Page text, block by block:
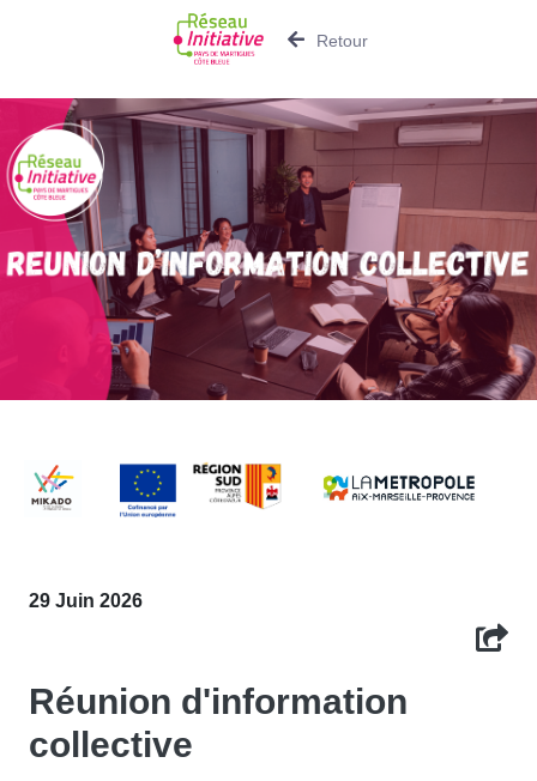
Retour
29 Juin 2026
Réunion d'information
collective